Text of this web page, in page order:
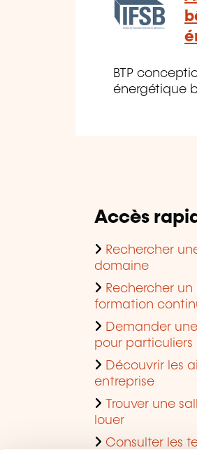
BTP
énergétique
Accès
Rechercher
domaine
Rechercher
formation
Demander
pour particuliers
Découvrir les
entreprise
Trouver une
louer
Consulter les